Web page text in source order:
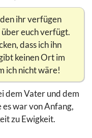
ihr verfügen
euch verfügt.
dass ich ihn
keinen Ort im
ich nicht wäre!
dem Vater und dem
es war von Anfang,
zu Ewigkeit.